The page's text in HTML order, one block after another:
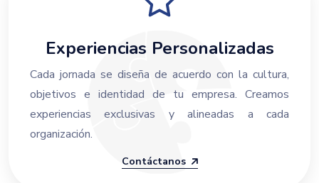
Experiencias Personalizadas
Cada jornada se diseña de acuerdo con la cultura,
objetivos e identidad de tu empresa. Creamos
experiencias exclusivas y alineadas a cada
organización.
Contáctanos